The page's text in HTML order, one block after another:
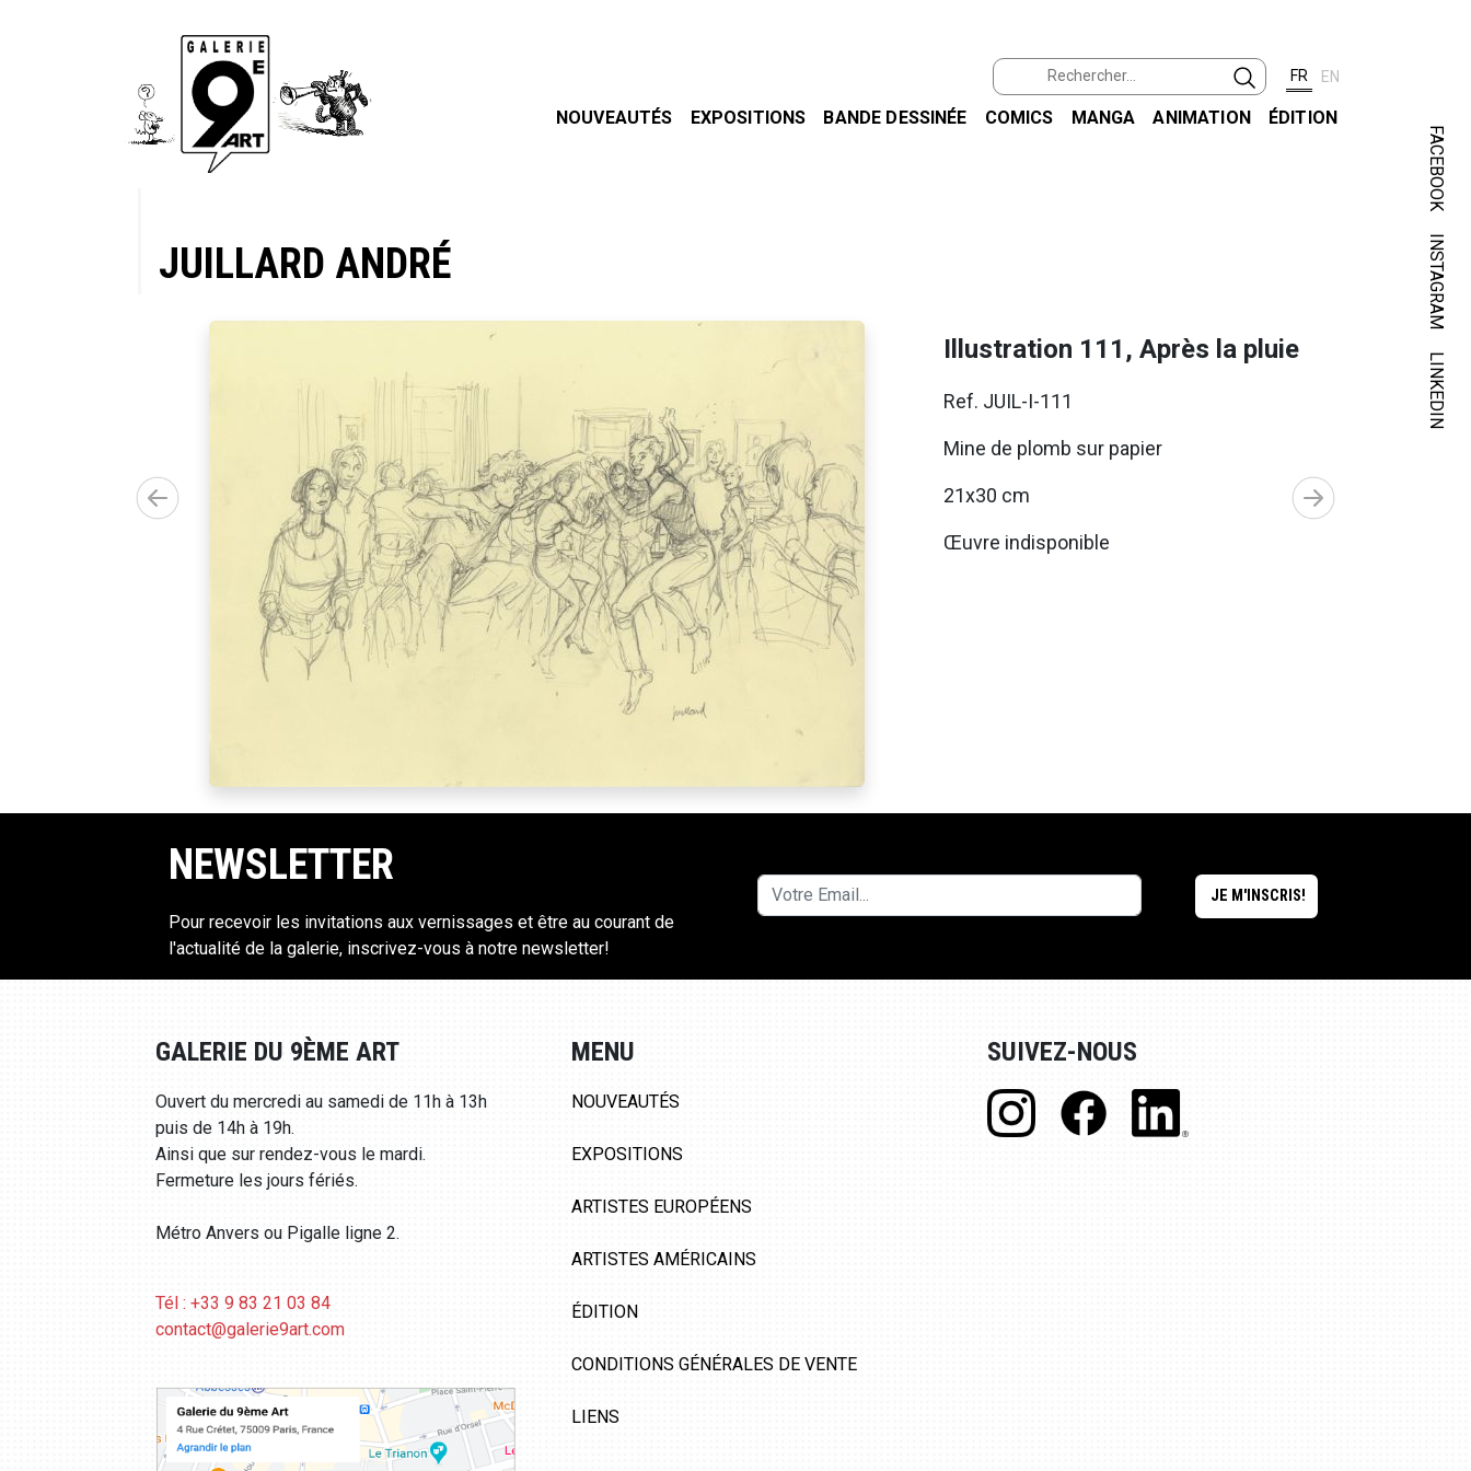
FR EN
NOUVEAUTÉS EXPOSITIONS BANDE DESSINÉE COMICS MANGA ANIMATION ÉDITION
FACEBOOK
INSTAGRAM
LINKEDIN
JUILLARD ANDRÉ
Illustration 111, Après la pluie
Ref. JUIL-I-111
Mine de plomb sur papier
21x30 cm
Œuvre indisponible
NEWSLETTER
Pour recevoir les invitations aux vernissages et être au courant de
l'actualité de la galerie, inscrivez-vous à notre newsletter!
GALERIE DU 9ÈME ART
Ouvert du mercredi au samedi de 11h à 13h
puis de 14h à 19h.
Ainsi que sur rendez-vous le mardi.
Fermeture les jours fériés.
Métro Anvers ou Pigalle ligne 2.
Tél : +33 9 83 21 03 84
contact@galerie9art.com
MENU
NOUVEAUTÉS
EXPOSITIONS
ARTISTES EUROPÉENS
ARTISTES AMÉRICAINS
ÉDITION
CONDITIONS GÉNÉRALES DE VENTE
LIENS
SUIVEZ-NOUS